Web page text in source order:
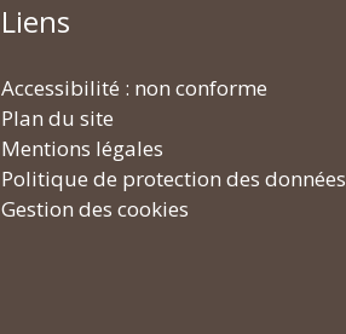
Liens
Accessibilité : non conforme
Plan du site
Mentions légales
Politique de protection des données
Gestion des cookies